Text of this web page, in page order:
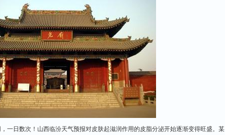
一日数次！山西临汾天气预报对皮肤起滋润作用的皮脂分泌开始逐渐变得旺盛。某